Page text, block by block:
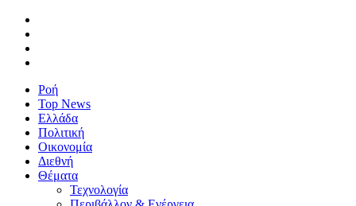
Ροή
Top News
Ελλάδα
Πολιτική
Οικονομία
Διεθνή
Θέματα
Τεχνολογία